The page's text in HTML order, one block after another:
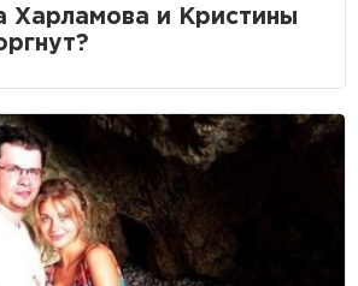
Харламова и Кристины